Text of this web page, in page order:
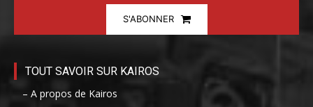
S'ABONNER
TOUT SAVOIR SUR KAIROS
– A propos de Kairos